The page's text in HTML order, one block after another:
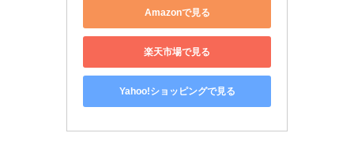
Amazonで見る
楽天市場で見る
Yahoo!ショッピングで見る